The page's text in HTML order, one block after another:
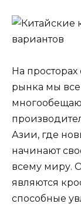
На
рынка мы
Азии, где
начинают
всему миру.
являются
способные